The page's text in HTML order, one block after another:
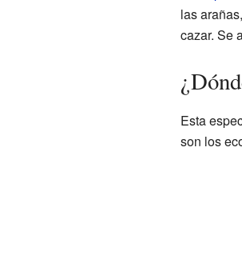
las
cazar. Se
Esta
son los